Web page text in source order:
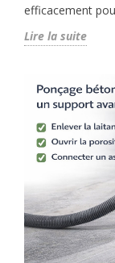
efficacement
Lire la suite